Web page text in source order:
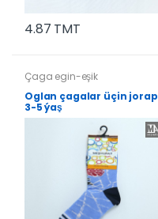
4.87 TMT
Çaga egin-eşik
Oglan çagalar üçin jorap
3-5 ýaş